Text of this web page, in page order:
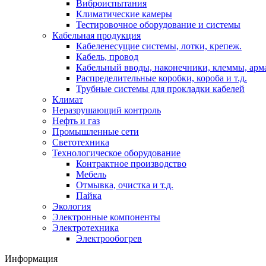
Виброиспытания
Климатические камеры
Тестировочное оборудование и системы
Кабельная продукция
Кабеленесущие системы, лотки, крепеж.
Кабель, провод
Кабельный вводы, наконечники, клеммы,
Распределительные коробки, короба и т.д.
Трубные системы для прокладки кабелей
Климат
Неразрушающий контроль
Нефть и газ
Промышленные сети
Светотехника
Технологическое оборудование
Контрактное производство
Мебель
Отмывка, очистка и т.д.
Пайка
Экология
Электронные компоненты
Электротехника
Электрообогрев
Информация